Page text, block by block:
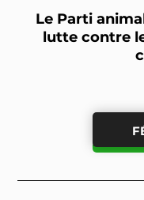
Le Parti
lutte contre